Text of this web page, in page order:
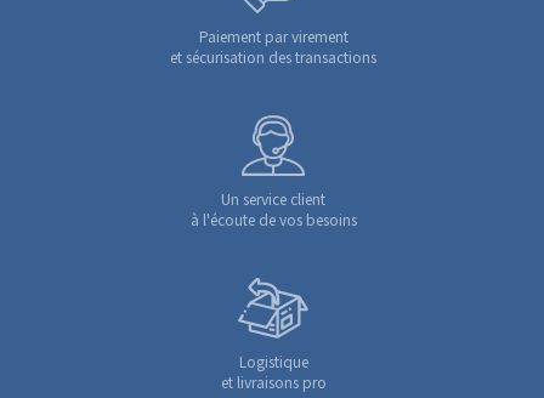
Paiement par virement
et sécurisation des transactions
Un service client
à l'écoute de vos besoins
Logistique
et livraisons pro